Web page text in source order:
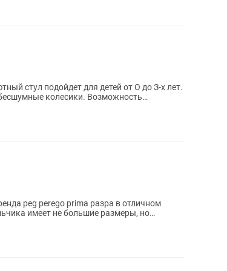
стул подойдет для детей от О до З-х лет.
колесики. Возможность
peg perego prima разра в отличном
имеет не большие размеры, но